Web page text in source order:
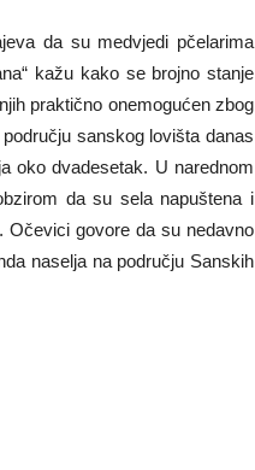
da su medvjedi pčelarima
kažu kako se brojno stanje
praktično onemogućen zbog
sanskog lovišta danas
oko dvadesetak. U narednom
da su sela napuštena i
Očevici govore da su nedavno
naselja na području Sanskih